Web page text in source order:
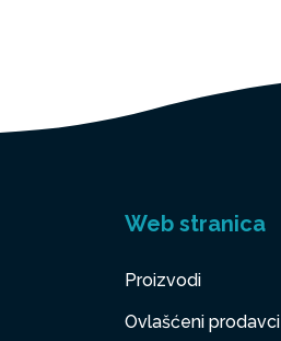
Web stranica
Proizvodi
Ovlašćeni prodavci